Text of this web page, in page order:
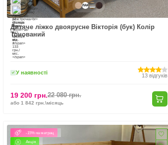
Дитяче ліжко двоярусне Вікторія (бук) Колір
Тонований
У наявності 13 відгуків
22 080 грн.
19 200 грн.
або 1 842 грн.\місяць
-15% на матрац
Акція